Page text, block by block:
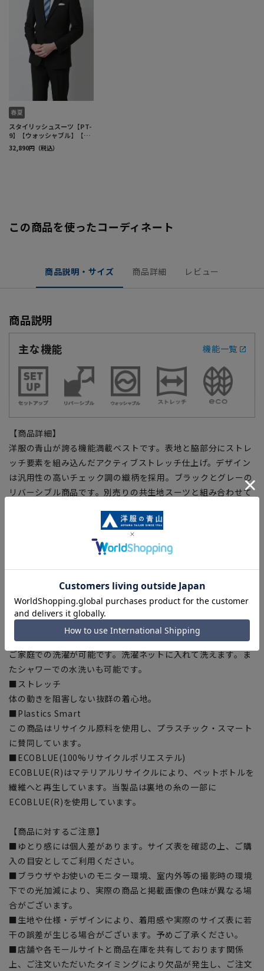
この商品を使ったコーディネート
商品説明・サイズ 商品詳細 レビュー
商品説明
主な機能
機能一覧
【商品詳細】
洋服の青山が誇る機能満載ベストです。表地と脇部分にストレ
ッチ要素を組み込んだアクティブストレッチ仕上げ。デザイン
は汎用性の高いチェック調の織柄を採用。ブラックとグレーの
リバーシブル商品です。別売りの共生地スーツと組み合わせて
スーツ品番：PTS253-92
※セットアップ対応商品は在庫切れの場合がございます。
【仕様・機能】
■ウォッシャブル
ご家庭での洗濯が可能です。洗濯ネットに入れて洗えます。ま
たシャワーでの水洗いも可能です。
■ストレッチ
体の動きを阻害しない抜群の着心地。
■Plastics Smart
この商品はリサイクル原料を使用し、プラスチック・スマート
に賛同しています。
■ECOBLUE(100%リサイクルポリエステル)
ECOBLUE(R)はマテリアルリサイクルにより、ペットボトルを
繊維へと再生しています。当製品は裏地の糸の一部に
ECOBLUE(R)を使用しています。
【商品に対するご注意】
■ゆとり感には個人差があります。サイズ表を確認の上、ご購
入の目安としてご利用ください。
■ブラウザやお使いのモニター環境、室内外等の撮影時の環境
下での光加減により、実際の商品と掲載画像の色味が異なる場
合がございます。
■生地や仕様・デザインにより、着用感や実際のサイズ表に若
干の誤差が生じる場合がございます。予めご了承ください。
■店舗や各モールサイトと商品在庫を共有しております関係
上、ご注文いただいたタイミングにより欠品が発生し、ご注文